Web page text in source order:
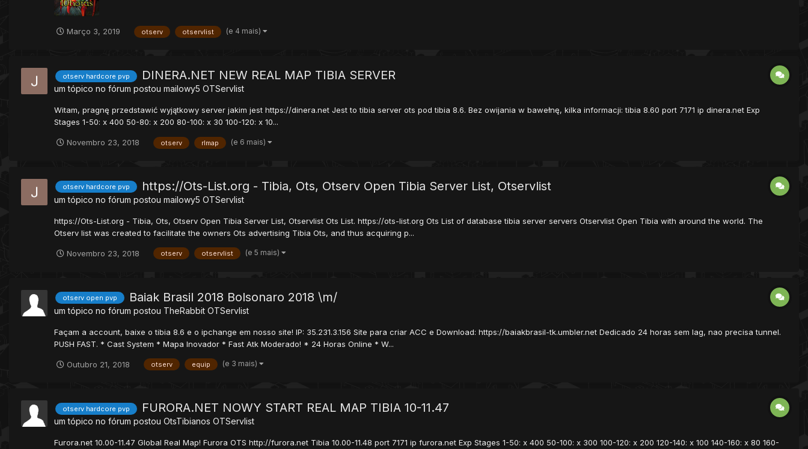
Março 3, 2019 otserv otservlist (e 4 mais)
otserv hardcore pvp DINERA.NET NEW REAL MAP TIBIA SERVER
um tópico no fórum postou mailowy5 OTServlist
Witam, pragnę przedstawić wyjątkowy server jakim jest https://dinera.net Jest to tibia server ots pod tibia 8.6. Bez owijania w bawełnę, kilka informacji: tibia 8.60 port 7171 ip dinera.net Exp
Stages 1-50: x 400 50-80: x 200 80-100: x 30 100-120: x 10...
Novembro 23, 2018 otserv rlmap (e 6 mais)
otserv hardcore pvp https://Ots-List.org - Tibia, Ots, Otserv Open Tibia Server List, Otservlist
um tópico no fórum postou mailowy5 OTServlist
https://Ots-List.org - Tibia, Ots, Otserv Open Tibia Server List, Otservlist Ots List. https://ots-list.org Ots List of database tibia server servers Otservlist Open Tibia with around the world. The
Otserv list was created to facilitate the owners Ots advertising Tibia Ots, and thus acquiring p...
Novembro 23, 2018 otserv otservlist (e 5 mais)
otserv open pvp Baiak Brasil 2018 Bolsonaro 2018 \m/
um tópico no fórum postou TheRabbit OTServlist
Façam a account, baixe o tibia 8.6 e o ipchange em nosso site! IP: 35.231.3.156 Site para criar ACC e Download: https://baiakbrasil-tk.umbler.net Dedicado 24 horas sem lag, nao precisa tunnel.
PUSH FAST. * Cast System * Mapa Inovador * Fast Atk Moderado! * 24 Horas Online * W...
Outubro 21, 2018 otserv equip (e 3 mais)
otserv hardcore pvp FURORA.NET NOWY START REAL MAP TIBIA 10-11.47
um tópico no fórum postou OtsTibianos OTServlist
Furora.net 10.00-11.47 Global Real Map! Furora OTS http://furora.net Tibia 10.00-11.48 port 7171 ip furora.net Exp Stages 1-50: x 400 50-100: x 300 100-120: x 200 120-140: x 100 140-160: x 80 160-